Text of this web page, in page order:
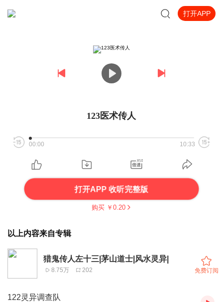
打开APP
123医术传人
00:00 10:33
打开APP 收听完整版
购买 ￥ 0.20
以上内容来自专辑
猎鬼传人左十三|茅山道士|风水灵异|
8.75万 202 免费订阅
122灵异调查队